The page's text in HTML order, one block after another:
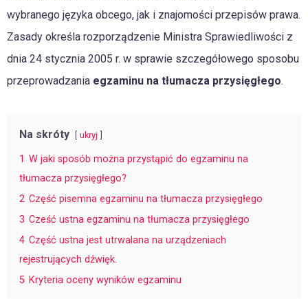
wybranego języka obcego, jak i znajomości przepisów prawa.
Zasady określa rozporządzenie Ministra Sprawiedliwości z
dnia 24 stycznia 2005 r. w sprawie szczegółowego sposobu
przeprowadzania egzaminu na tłumacza przysięgłego.
Na skróty ukryj
1 W jaki sposób można przystąpić do egzaminu na
tłumacza przysięgłego?
2 Część pisemna egzaminu na tłumacza przysięgłego
3 Cześć ustna egzaminu na tłumacza przysięgłego
4 Część ustna jest utrwalana na urządzeniach
rejestrujących dźwięk.
5 Kryteria oceny wyników egzaminu